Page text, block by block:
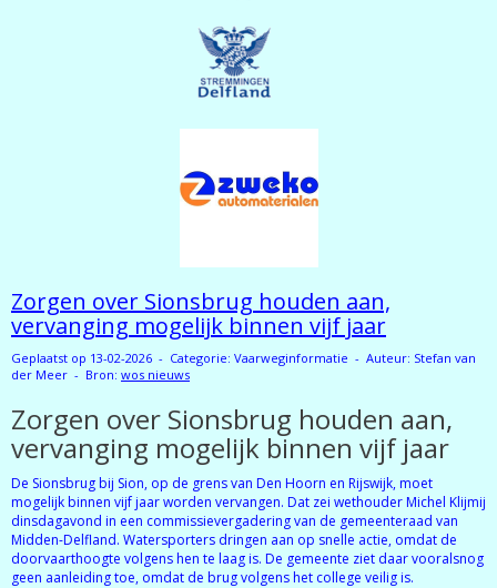
Zorgen over Sionsbrug houden aan,
vervanging mogelijk binnen vijf jaar
Geplaatst op 13-02-2026 - Categorie: Vaarweginformatie - Auteur: Stefan van
der Meer - Bron: wos nieuws
Zorgen over Sionsbrug houden aan,
vervanging mogelijk binnen vijf jaar
De Sionsbrug bij Sion, op de grens van Den Hoorn en Rijswijk, moet
mogelijk binnen vijf jaar worden vervangen. Dat zei wethouder Michel Klijmij
dinsdagavond in een commissievergadering van de gemeenteraad van
Midden-Delfland. Watersporters dringen aan op snelle actie, omdat de
doorvaarthoogte volgens hen te laag is. De gemeente ziet daar vooralsnog
geen aanleiding toe, omdat de brug volgens het college veilig is.